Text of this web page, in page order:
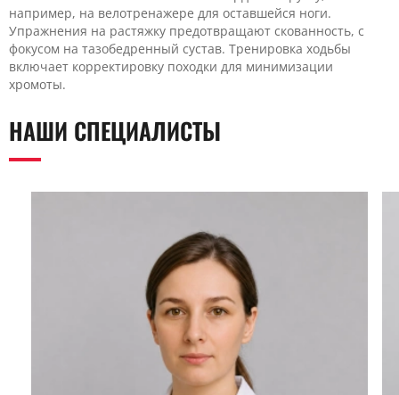
например, на велотренажере для оставшейся ноги.
Упражнения на растяжку предотвращают скованность, с
фокусом на тазобедренный сустав. Тренировка ходьбы
включает корректировку походки для минимизации
хромоты.
НАШИ СПЕЦИАЛИСТЫ